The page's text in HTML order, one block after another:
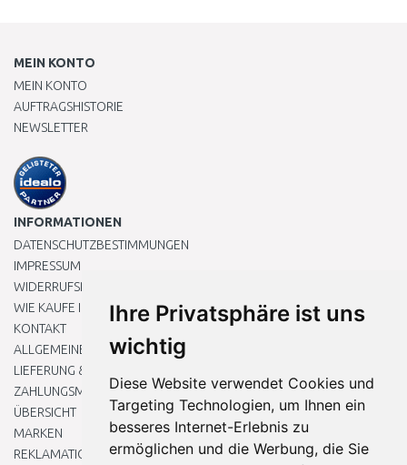
Ihre Privatsphäre ist uns
wichtig
Diese Website verwendet Cookies und
Targeting Technologien, um Ihnen ein
besseres Internet-Erlebnis zu
ermöglichen und die Werbung, die Sie
MEIN KONTO
MEIN KONTO
AUFTRAGSHISTORIE
NEWSLETTER
INFORMATIONEN
DATENSCHUTZBESTIMMUNGEN
IMPRESSUM
WIDERRUFSRECHT
WIE KAUFE ICH EIN?
KONTAKT
ALLGEMEINEN GESCHÄFTSBEDINGUNGEN
LIEFERUNG & ZAHLUNG
ZAHLUNGSMETHODEN
ÜBERSICHT
MARKEN
REKLAMATIONEN UND RETOUREN